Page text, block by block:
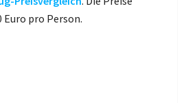
pro Person.